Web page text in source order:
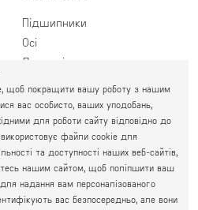
Підшипники
Осі
Льодові леза
Академмістечко
КРИМСЬКОГО, 4А
063 777-59-79
067 111-01-47
щоб покращити вашу роботу з нашим
вас особисто, ваших уподобань,
для роботи сайту відповідно до
використовує файли cookie для
та доступності наших веб-сайтів,
нашим сайтом, щоб поліпшити ваш
надання вам персоналізованого
вас безпосередньо, але вони